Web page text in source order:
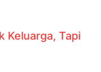
Keluarga, Tapi